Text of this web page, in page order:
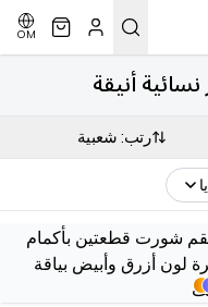
OM
أنيقة
رتب: شعبية